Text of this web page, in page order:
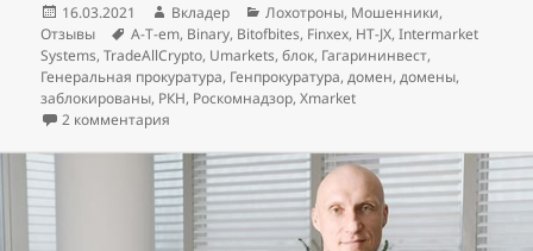
Опубликовано
16.03.2021 Автор
Вкладер Рубрики
Лохотроны, Мошенники,
Отзывы
Метки
A-T-em, Binary, Bitofbites, Finxex, HT-JX,Intermarket
Systems,TradeAllCrypto, Umarkets,блок, Гагарининвест,
Генеральная прокуратура, Генпрокуратура,домен,домены,
заблокированы, РКН, Роскомнадзор,Хmarket
2 комментария